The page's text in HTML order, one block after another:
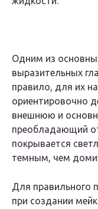
Одним из
выразительных
правило, для их
ориентировочно
внешнюю и
преобладающий
покрывается
темным, чем
Для правильного
при создании